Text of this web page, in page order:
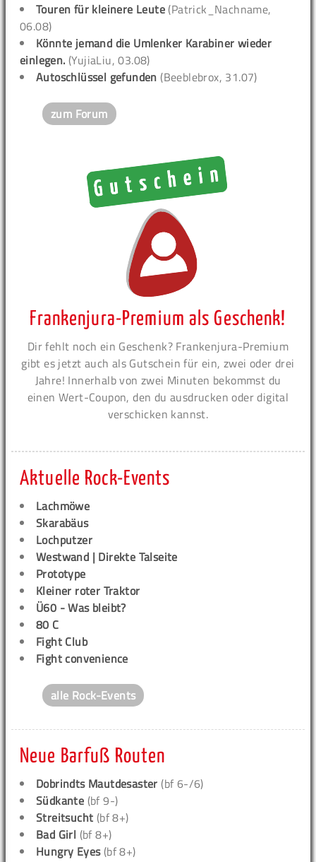
Touren für kleinere Leute (Patrick_Nachname,
06.08)
Könnte jemand die Umlenker Karabiner wieder
einlegen. (YujiaLiu, 03.08)
Autoschlüssel gefunden (Beeblebrox, 31.07)
zum Forum
Frankenjura-Premium als Geschenk!
Dir fehlt noch ein Geschenk? Frankenjura-Premium
gibt es jetzt auch als Gutschein für ein, zwei oder drei
Jahre! Innerhalb von zwei Minuten bekommst du
einen Wert-Coupon, den du ausdrucken oder digital
verschicken kannst.
Aktuelle Rock-Events
Lachmöwe
Skarabäus
Lochputzer
Westwand | Direkte Talseite
Prototype
Kleiner roter Traktor
Ü60 - Was bleibt?
80 C
Fight Club
Fight convenience
alle Rock-Events
Neue Barfuß Routen
Dobrindts Mautdesaster (bf 6-/6)
Südkante (bf 9-)
Streitsucht (bf 8+)
Bad Girl (bf 8+)
Hungry Eyes(bf 8+)